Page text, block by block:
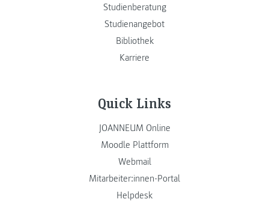
Studienberatung
Studienangebot
Bibliothek
Karriere
Quick Links
JOANNEUM Online
Moodle Plattform
Webmail
Mitarbeiter:innen-Portal
Helpdesk